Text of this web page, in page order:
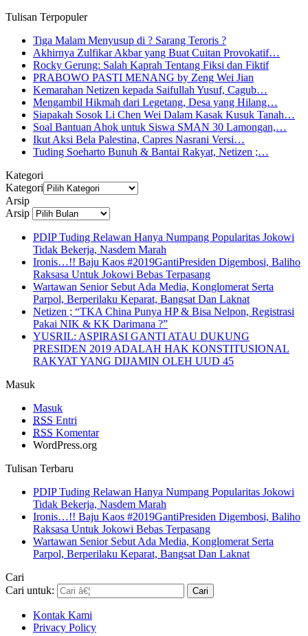
Tulisan Terpopuler
Tiga Malam Menyusup di ? Sarang Teroris ?
Akhirnya Zulfikar Akbar yang Buat Cuitan Provokatif…
Rocky Gerung: Salah Kaprah Tentang Fiksi dan Fiktif
PRABOWO PASTI MENANG by Zeng Wei Jian
Kemarahan Netizen kepada Saifullah Yusuf, Cagub…
Mengambil Hikmah dari Legetang, Desa yang Hilang…
Siapakah Sosok Li Chen Wei Dalam Kasak Kusuk Tanah…
Soal Bantuan Ahok untuk Siswa SMAN 30 Lamongan,…
Ikut Aksi Bela Palestina, Capres Nasrani Versi…
Tuding Soeharto Bunuh & Bantai Rakyat, Netizen ;…
Kategori
Kategori
Arsip
Arsip
PDIP Tuding Relawan Hanya Numpang Popularitas Jokowi
Tidak Bekerja, Nasdem Marah
Ironis…!! Baju Kaos #2019GantiPresiden Digembosi, Baliho
Raksasa Untuk Jokowi Bebas Terpasang
Wartawan Senior Sebut Ada Media, Konglomerat Serta
Parpol, Berperilaku Keparat, Bangsat Dan Laknat
Netizen ; “TKA China Punya HP & Bisa Nelpon, Registrasi
Pakai NIK & KK Darimana ?”
YUSRIL: ASPIRASI GANTI ATAU DUKUNG
PRESIDEN 2019 ADALAH HAK KONSTITUSIONAL
RAKYAT YANG DIJAMIN OLEH UUD 45
Masuk
Masuk
RSS Entri
RSS Komentar
WordPress.org
Tulisan Terbaru
PDIP Tuding Relawan Hanya Numpang Popularitas Jokowi
Tidak Bekerja, Nasdem Marah
Ironis…!! Baju Kaos #2019GantiPresiden Digembosi, Baliho
Raksasa Untuk Jokowi Bebas Terpasang
Wartawan Senior Sebut Ada Media, Konglomerat Serta
Parpol, Berperilaku Keparat, Bangsat Dan Laknat
Cari
Cari untuk:
Kontak Kami
Privacy Policy